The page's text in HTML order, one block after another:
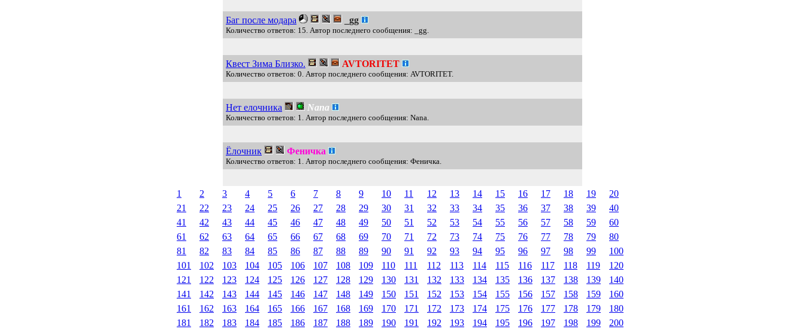
Баг после модара _gg
Количество ответов: 15. Автор последнего сообщения: _gg.
Квест Зима Близко. AVTORITET
Количество ответов: 0. Автор последнего сообщения: AVTORITET.
Нет елочника Nana
Количество ответов: 1. Автор последнего сообщения: Nana.
Ёлочник Феничка
Количество ответов: 1. Автор последнего сообщения: Феничка.
1 2 3 4 5 6 7 8 9 10 11 12 13 14 15 16 17 18 19
20
21
22 23 24 25 26 27 28 29 30 31 32 33 34 35 36 37 38 39
40
41
42 43 44 45 46 47 48 49 50 51 52 53 54 55 56 57 58 59
60
61
62 63 64 65 66 67 68 69 70 71 72 73 74 75 76 77 78 79
80
81
82 83 84 85 86 87 88 89 90 91 92 93 94 95 96 97 98 99
100
101
102 103 104 105 106 107 108 109 110 111 112 113 114 115 116 117 118 119
120
121
122 123 124 125 126 127 128 129 130 131 132 133 134 135 136 137 138 139
140
141
142 143 144 145 146 147 148 149 150 151 152 153 154 155 156 157 158 159
160
161
162 163 164 165 166 167 168 169 170 171 172 173 174 175 176 177 178 179
180
181
182 183 184 185 186 187 188 189 190 191 192 193 194 195 196 197 198 199
200